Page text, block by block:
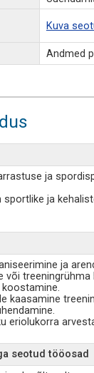
Kuva
Andmed
ja
sportlike ja
ja
või
koostamine.
kaasamine
eriolukorra
seotud tööosad